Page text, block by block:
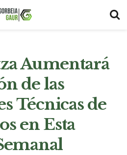
Aumentará
de las
Técnicas de
en Esta